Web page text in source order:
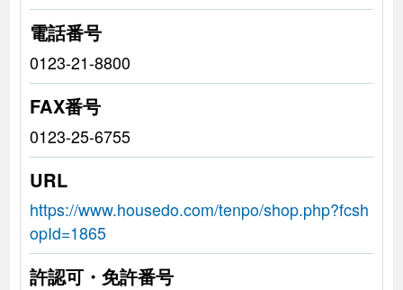
電話番号
0123-21-8800
FAX番号
0123-25-6755
URL
https://www.housedo.com/tenpo/shop.php?fcsh
opId=1865
許認可・免許番号